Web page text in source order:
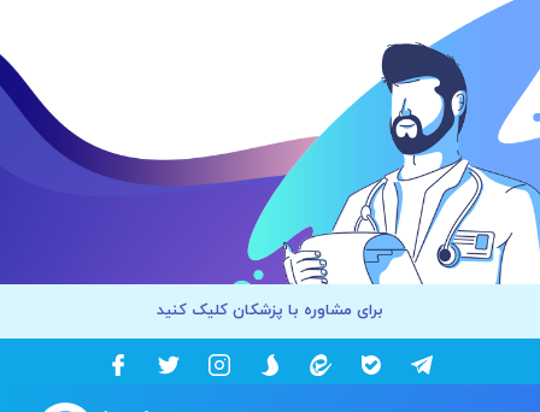
برای مشاوره با پزشکان کلیک کنید